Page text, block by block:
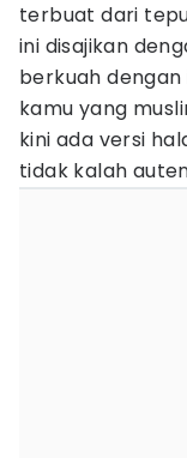
terbuat dari
ini disajikan
berkuah dengan
kamu yang
kini ada versi
tidak kalah